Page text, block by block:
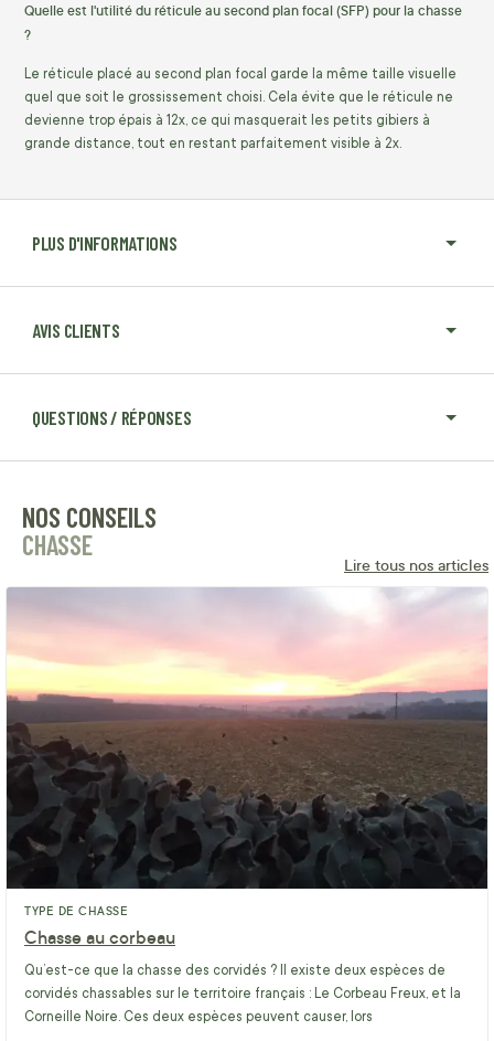
PLUS D'INFORMATIONS
AVIS CLIENTS
QUESTIONS / RÉPONSES
Quelle est l'utilité du réticule au second plan focal (SFP) pour la chasse
?
Le réticule placé au second plan focal garde la même taille visuelle
quel que soit le grossissement choisi. Cela évite que le réticule ne
devienne trop épais à 12x, ce qui masquerait les petits gibiers à
grande distance, tout en restant parfaitement visible à 2x.
NOS CONSEILS
CHASSE
Lire tous nos articles
TYPE DE CHASSE
Chasse au corbeau
Qu’est-ce que la chasse des corvidés ? Il existe deux espèces de
corvidés chassables sur le territoire français : Le Corbeau Freux, et la
Corneille Noire. Ces deux espèces peuvent causer, lors